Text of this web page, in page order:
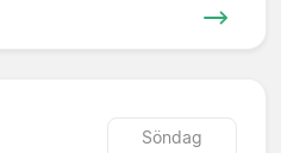
Söndag